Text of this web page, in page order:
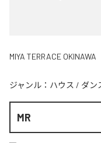
MIYA TERRACE OKINAWA
ジャンル： ハウス / ダン
MR